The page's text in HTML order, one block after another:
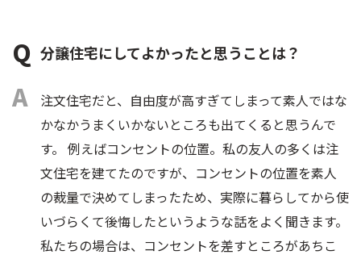
分譲住宅にしてよかったと思うことは？
注文住宅だと、自由度が高すぎてしまって素人ではな
かなかうまくいかないところも出てくると思うんで
す。 例えばコンセントの位置。私の友人の多くは注
文住宅を建てたのですが、コンセントの位置を素人
の裁量で決めてしまったため、実際に暮らしてから使
いづらくて後悔したというような話をよく聞きます。
私たちの場合は、コンセントを差すところがあちこ